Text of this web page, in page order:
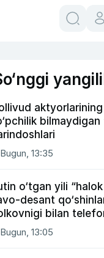
aktyorlarining
Bugun, 13:35
o‘tgan yili
desant
bilan
Bugun, 13:05